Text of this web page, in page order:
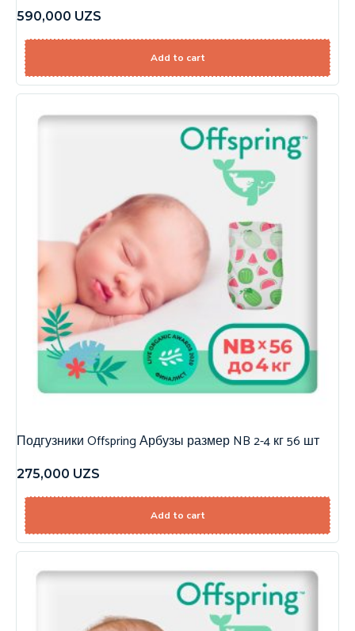
590,000 UZS
Add to cart
Подгузники Offspring Арбузы размер NB 2-4 кг 56 шт
275,000 UZS
Add to cart